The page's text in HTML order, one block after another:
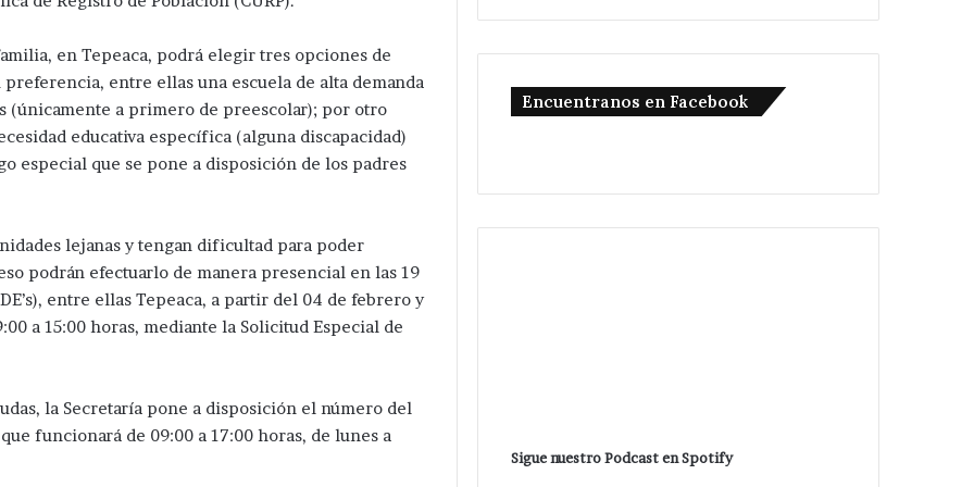
en Tepeaca, podrá elegir tres opciones de
entre ellas una escuela de alta demanda
(únicamente a primero de preescolar); por otro
educativa específica (alguna discapacidad)
especial que se pone a disposición de los padres
lejanas y tengan dificultad para poder
podrán efectuarlo de manera presencial en las 19
entre ellas Tepeaca, a partir del 04 de febrero y
a 15:00 horas, mediante la Solicitud Especial de
la Secretaría pone a disposición el número del
funcionará de 09:00 a 17:00 horas, de lunes a
Encuentranos en Facebook
Sigue nuestro Podcast en Spotify